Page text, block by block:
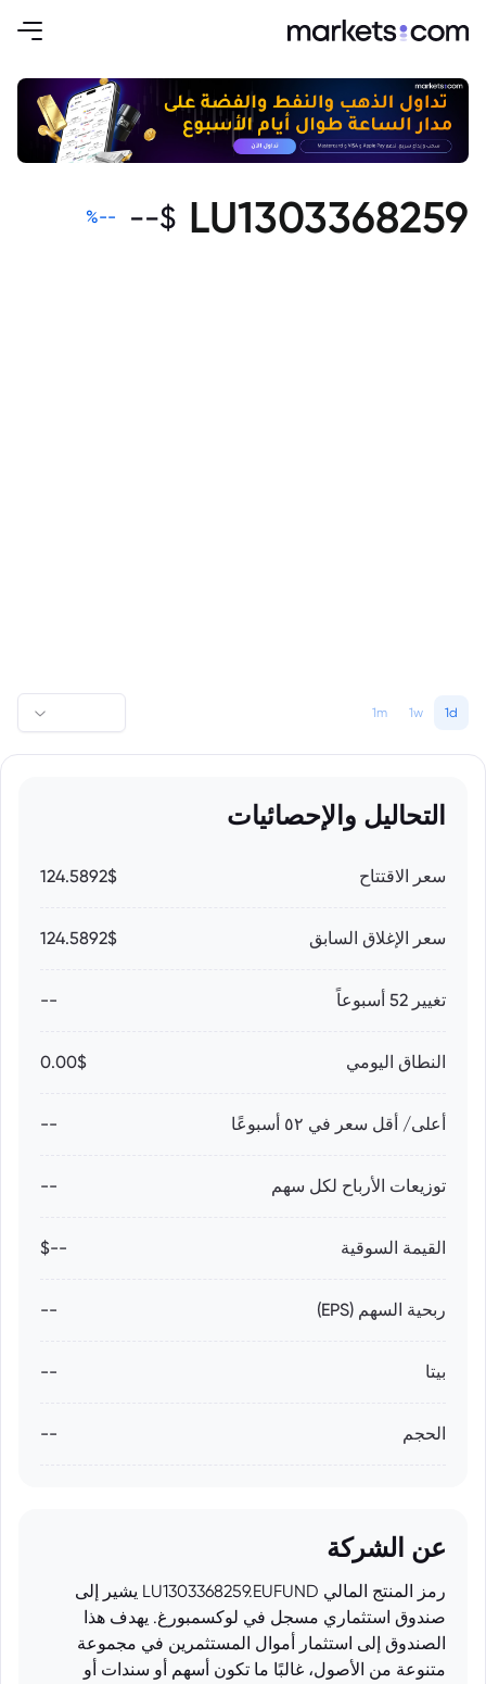
LU1303368259
$
--
--
%
1d
1w
1m
التحاليل والإحصائيات
سعر الاقتتاح 124.5892$
سعر الإغلاق السابق 124.5892$
تغيير 52 أسبوعاً --
النطاق اليومي 0.00$
أعلى/ أقل سعر في ٥٢ أسبوعًا --
توزيعات الأرباح لكل سهم --
القيمة السوقية --$
ربحية السهم (EPS) --
بيتا --
الحجم --
عن الشركة
رمز المنتج المالي LU1303368259.EUFUND يشير إلى
صندوق استثماري مسجل في لوكسمبورغ. يهدف هذا
الصندوق إلى استثمار أموال المستثمرين في مجموعة
متنوعة من الأصول، غالبًا ما تكون أسهم أو سندات أو